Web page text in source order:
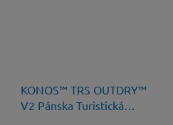
KONOS™ TRS OUTDRY™
V2 Pánska Turistická